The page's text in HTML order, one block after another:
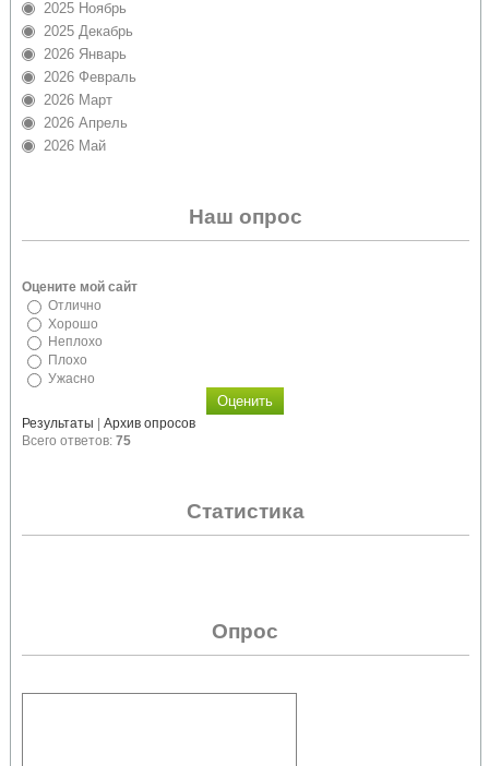
2025 Ноябрь
2025 Декабрь
2026 Январь
2026 Февраль
2026 Март
2026 Апрель
2026 Май
Наш опрос
Оцените мой сайт
Отлично
Хорошо
Неплохо
Плохо
Ужасно
Результаты | Архив опросов
Всего ответов: 75
Статистика
Опрос